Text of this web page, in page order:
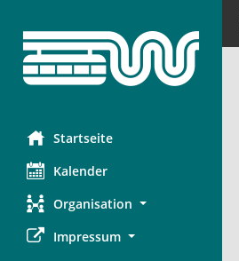
Startseite
Kalender
Organisation
Impressum